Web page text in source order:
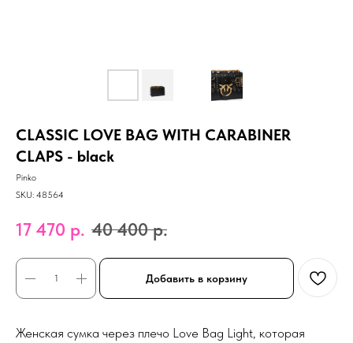
CLASSIC LOVE BAG WITH CARABINER
CLAPS - black
Pinko
SKU: 48564
17 470 р. 40 400 р.
Добавить в корзину
Женская сумка через плечо Love Bag Light, которая